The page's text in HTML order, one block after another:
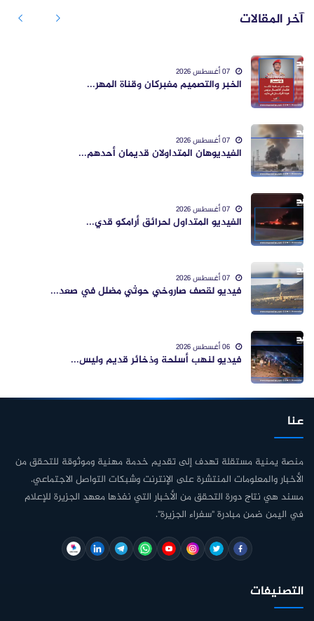
آخر المقالات
الخبر والتصميم مفبركان وقناة المهر...
الفيديوهان المتداولان قديمان أحدهم...
الفيديو المتداول لحرائق أرامكو قدي...
فيديو لقصف صاروخي حوثي مضلل في صعد...
فيديو لنهب أسلحة وذخائر قديم وليس...
عنا
منصة يمنية مستقلة تهدف إلى تقديم خدمة مهنية وموثوقة للتحقق من
الأخبار والمعلومات المنتشرة على الإنترنت وشبكات التواصل الاجتماعي.
مسند هي نتاج دورة التحقق من الأخبار التي نفذها معهد الجزيرة للإعلام
في اليمن ضمن مبادرة "سفراء الجزيرة".
التصنيفات